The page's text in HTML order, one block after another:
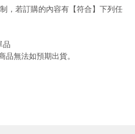
，若訂購的內容有【符合】下列任
品
無法如預期出貨。